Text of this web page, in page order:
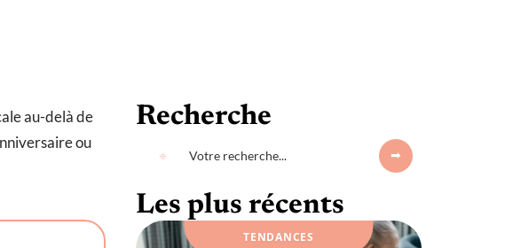
au-delà de
ou
Recherche
Les plus récents
TENDANCES